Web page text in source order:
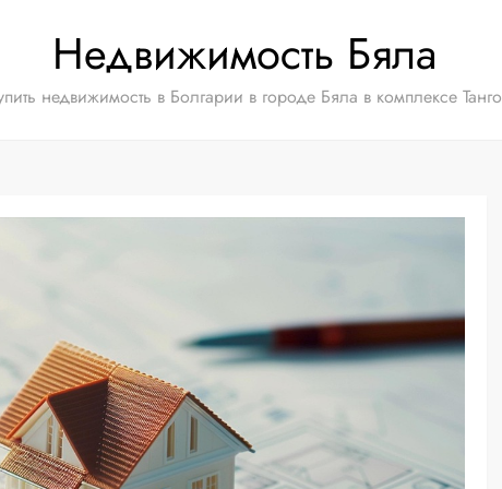
Недвижимость Бяла
недвижимость в Болгарии в городе Бяла в комплексе Танго